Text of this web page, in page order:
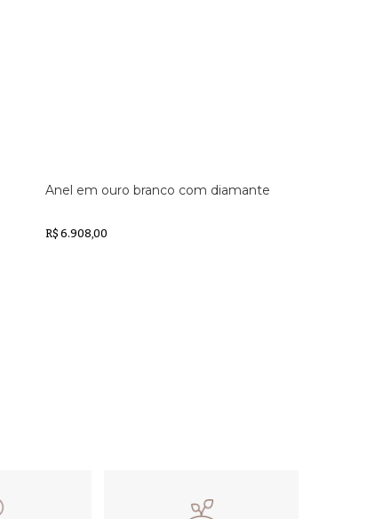
Anel em ouro branco com diamante
R$ 6.908,00